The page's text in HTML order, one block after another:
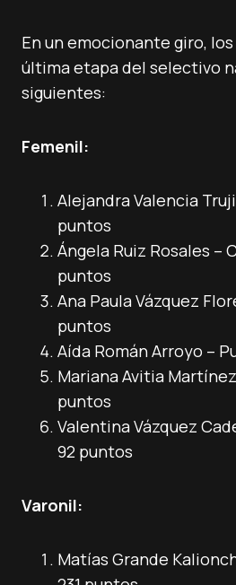
En un emocionante giro,
última etapa del selectivo
siguientes:
Femenil:
Alejandra Valencia
puntos
Ángela Ruiz Rosales –
puntos
Ana Paula Vázquez
puntos
Aída Román Arroyo –
Mariana Avitia
puntos
Valentina Vázquez
92 puntos
Varonil:
Matías Grande